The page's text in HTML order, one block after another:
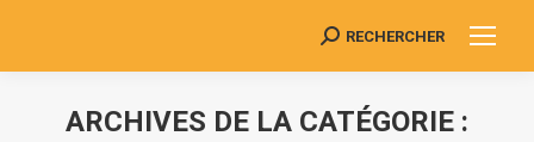
Search:
RECHERCHER
ARCHIVES DE LA CATÉGORIE :